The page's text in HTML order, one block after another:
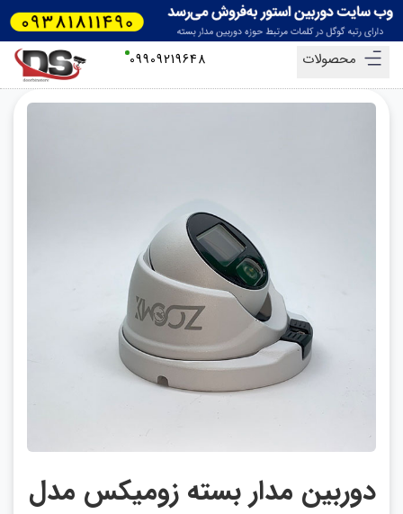
محصولات 09909219648
دوربین مدار بسته زومیکس مدل